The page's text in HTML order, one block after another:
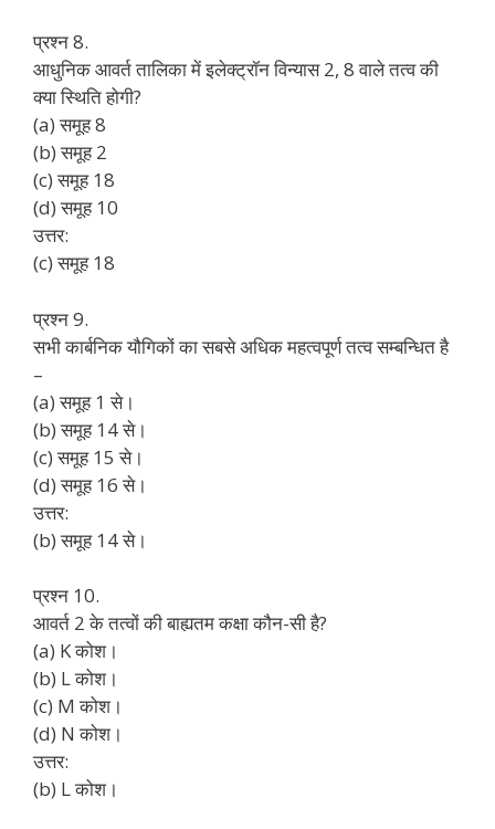
प्रश्न 8.
आधुनिक आवर्त तालिका में इलेक्ट्रॉन विन्यास 2, 8 वाले तत्व की
क्या स्थिति होगी?
(a) समूह 8
(b) समूह 2
(c) समूह 18
(d) समूह 10
उत्तर:
(c) समूह 18
प्रश्न 9.
सभी कार्बनिक यौगिकों का सबसे अधिक महत्वपूर्ण तत्व सम्बन्धित है
–
(a) समूह 1 से।
(b) समूह 14 से।
(c) समूह 15 से।
(d) समूह 16 से।
उत्तर:
(b) समूह 14 से।
प्रश्न 10.
आवर्त 2 के तत्वों की बाह्यतम कक्षा कौन-सी है?
(a) K कोश।
(b) L कोश।
(c) M कोश।
(d) N कोश।
उत्तर:
(b) L कोश।